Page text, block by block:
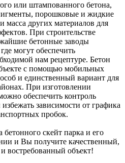
или штампованного бетона,
порошковые и жидкие
масса других материалов для
При строительстве
бетонные заводы
могут обеспечить
нам рецептуре. Бетон
с помощью мобильных
и единственный вариант для
При изготовлении
обеспечить контроль
зависимости от графика
пробок.
бетонного скейт парка и его
и Вы получите качественный,
востребованный объект!